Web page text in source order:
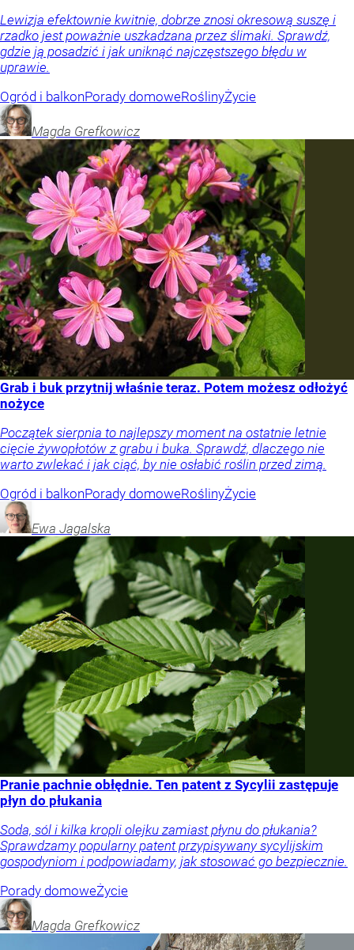
Lewizja efektownie kwitnie, dobrze znosi okresową suszę i
rzadko jest poważnie uszkadzana przez ślimaki. Sprawdź,
gdzie ją posadzić i jak uniknąć najczęstszego błędu w
uprawie.
Ogród i balkonPorady domoweRoślinyŻycie
Magda Grefkowicz
Grab i buk przytnij właśnie teraz. Potem możesz odłożyć
nożyce
Początek sierpnia to najlepszy moment na ostatnie letnie
cięcie żywopłotów z grabu i buka. Sprawdź, dlaczego nie
warto zwlekać i jak ciąć, by nie osłabić roślin przed zimą.
Ogród i balkonPorady domoweRoślinyŻycie
Ewa Jagalska
Pranie pachnie obłędnie. Ten patent z Sycylii zastępuje
płyn do płukania
Soda, sól i kilka kropli olejku zamiast płynu do płukania?
Sprawdzamy popularny patent przypisywany sycylijskim
gospodyniom i podpowiadamy, jak stosować go bezpiecznie.
Porady domoweŻycie
Magda Grefkowicz